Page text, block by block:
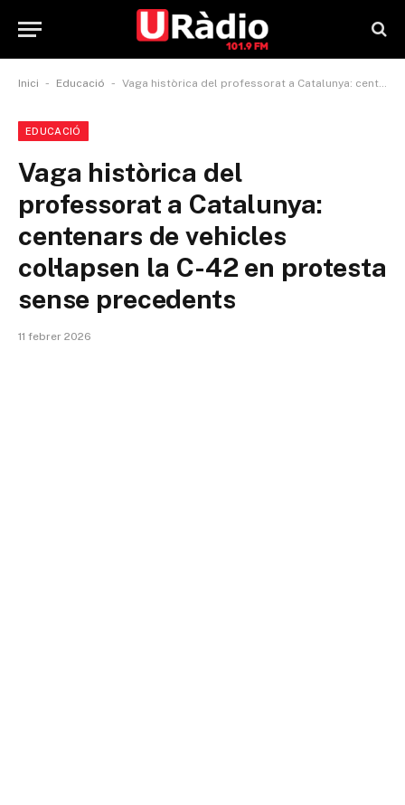
Inici - Educació - Vaga històrica del professorat a Catalunya: centenars de vehicles col·lapsen la C-42 en protesta sense precedents
EDUCACIÓ
Vaga històrica del
professorat a Catalunya:
centenars de vehicles
col·lapsen la C-42 en protesta
sense precedents
11 febrer 2026